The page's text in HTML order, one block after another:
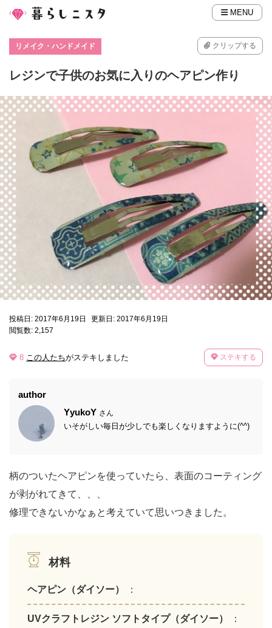
MENU
リメイク・ハンドメイド クリップする
レジンで子供のお気に入りのヘアピン作り
投稿日: 2017年6月19日
更新日: 2017年6月19日
閲覧数: 2,157
8 この人たちがステキしました ステキする
author
YyukoY さん
いそがしい毎日が少しでも楽しくなりますように(^^)
柄のついたヘアピンを使っていたら、表面のコーティング
が剥がれてきて、、、
修理できないかなぁと考えていて思いつきました。
材料
ヘアピン（ダイソー） ：
UVクラフトレジン ソフトタイプ（ダイソー） ：